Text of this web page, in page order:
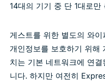
14대의 기기 중 단 1대로만
게스트를 위한 별도의 와
개인정보를 보호하기 위해
치는 기본 네트워크에 연
니다. 하지만 여전히